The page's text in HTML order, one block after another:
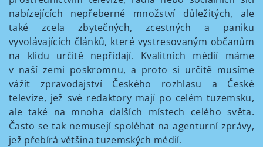
nabízejících nepřeberné množství důležitých, ale
také zcela zbytečných, zcestných a paniku
vyvolávajících článků, které vystresovaným občanům
na klidu určitě nepřidají. Kvalitních médií máme
v naší zemi poskromnu, a proto si určitě musíme
vážit zpravodajství Českého rozhlasu a České
televize, jež své redaktory mají po celém tuzemsku,
ale také na mnoha dalších místech celého světa.
Často se tak nemusejí spoléhat na agenturní zprávy,
jež přebírá většina tuzemských médií.